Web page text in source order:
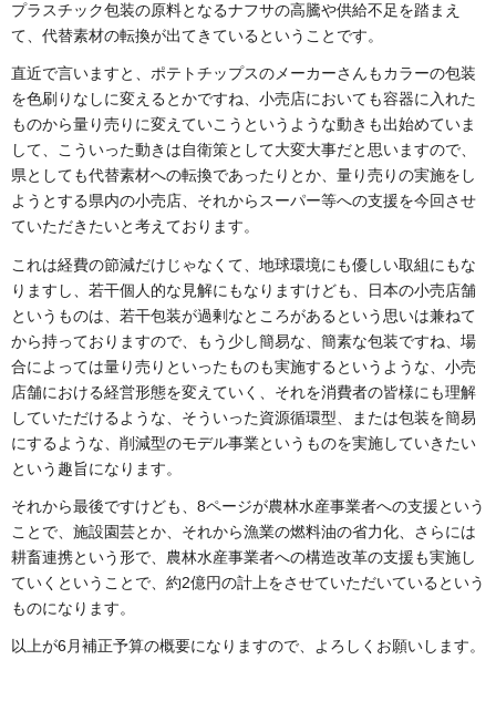
プラスチック包装の原料となるナフサの高騰や供給不足を踏まえ
て、代替素材の転換が出てきているということです。
直近で言いますと、ポテトチップスのメーカーさんもカラーの包装
を色刷りなしに変えるとかですね、小売店においても容器に入れた
ものから量り売りに変えていこうというような動きも出始めていま
して、こういった動きは自衛策として大変大事だと思いますので、
県としても代替素材への転換であったりとか、量り売りの実施をし
ようとする県内の小売店、それからスーパー等への支援を今回させ
ていただきたいと考えております。
これは経費の節減だけじゃなくて、地球環境にも優しい取組にもな
りますし、若干個人的な見解にもなりますけども、日本の小売店舗
というものは、若干包装が過剰なところがあるという思いは兼ねて
から持っておりますので、もう少し簡易な、簡素な包装ですね、場
合によっては量り売りといったものも実施するというような、小売
店舗における経営形態を変えていく、それを消費者の皆様にも理解
していただけるような、そういった資源循環型、または包装を簡易
にするような、削減型のモデル事業というものを実施していきたい
という趣旨になります。
それから最後ですけども、8ページが農林水産事業者への支援という
ことで、施設園芸とか、それから漁業の燃料油の省力化、さらには
耕畜連携という形で、農林水産事業者への構造改革の支援も実施し
ていくということで、約2億円の計上をさせていただいているという
ものになります。
以上が6月補正予算の概要になりますので、よろしくお願いします。